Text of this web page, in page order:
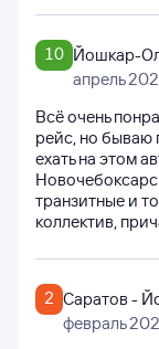
10 Йошкар-
апрель
Всё очень
рейс, но бываю
ехать на этом
транзитные и
коллектив,
2 Саратов -
февраль